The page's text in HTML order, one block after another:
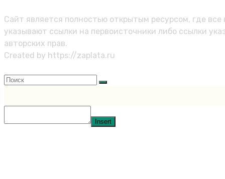
Сайт является полностью открытым ресурсом, где
указывают ссылки на первоисточники либо ссылки
авторских прав.
Created by https://zaplata.ru
Insert